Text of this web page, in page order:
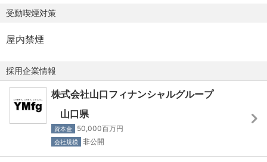
単なる資金の融通にとどまらず、企業の成長戦略の策定や
に触れる本質的な企業支援を実践できます。
■製造業の現場知見を最大化
これまでに培った製造業での業界知識、製品・技術への理
解、営業や経営企画での実務経験を「経営課題解決」の切
り札として直接活かし、高い付加価値を提供できます。
▼法人紹介：
株式会社山口フィナンシャルグループ（YMFG）
介護休暇、慶弔休暇、永年勤続休暇
※会社カレンダーによる
【給与・手当】
月給：353,000円～531,000円
※固定手当を含めた表記です。経験・能力・年齢を考慮のう
え、個別に決定いたします。賃金は目安の金額であり、選
考を通じて上下する可能性があります。
昇給：年 1回
賞与：年 2回
受動喫煙対策
屋内禁煙
採用企業情報
株式会社山口フィナンシャルグループ
山口県
資本金 50,000百万円
会社規模 非公開